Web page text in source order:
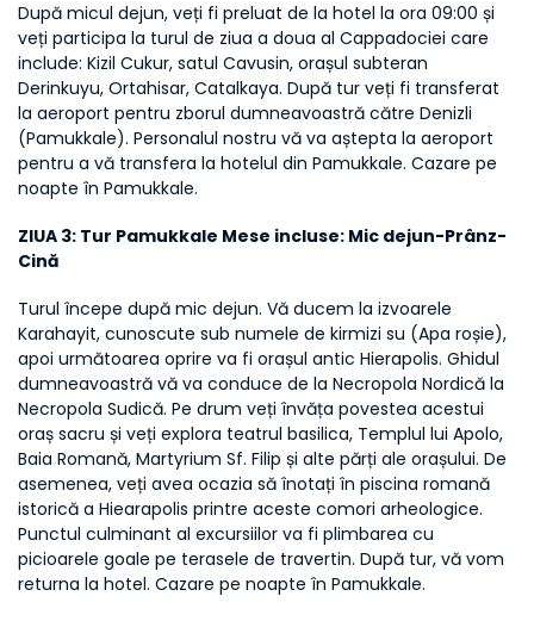
După micul dejun, veți fi preluat de la hotel la ora 09:00 și
veți participa la turul de ziua a doua al Cappadociei care
include: Kizil Cukur, satul Cavusin, orașul subteran
Derinkuyu, Ortahisar, Catalkaya. După tur veți fi transferat
la aeroport pentru zborul dumneavoastră către Denizli
(Pamukkale). Personalul nostru vă va aștepta la aeroport
pentru a vă transfera la hotelul din Pamukkale. Cazare pe
noapte în Pamukkale.
ZIUA 3: Tur Pamukkale Mese incluse: Mic dejun-Prânz-
Cină
Turul începe după mic dejun. Vă ducem la izvoarele
Karahayit, cunoscute sub numele de kirmizi su (Apa roșie),
apoi următoarea oprire va fi orașul antic Hierapolis. Ghidul
dumneavoastră vă va conduce de la Necropola Nordică la
Necropola Sudică. Pe drum veți învăța povestea acestui
oraș sacru și veți explora teatrul basilica, Templul lui Apolo,
Baia Romană, Martyrium Sf. Filip și alte părți ale orașului. De
asemenea, veți avea ocazia să înotați în piscina romană
istorică a Hiearapolis printre aceste comori arheologice.
Punctul culminant al excursiilor va fi plimbarea cu
picioarele goale pe terasele de travertin. După tur, vă vom
returna la hotel. Cazare pe noapte în Pamukkale.